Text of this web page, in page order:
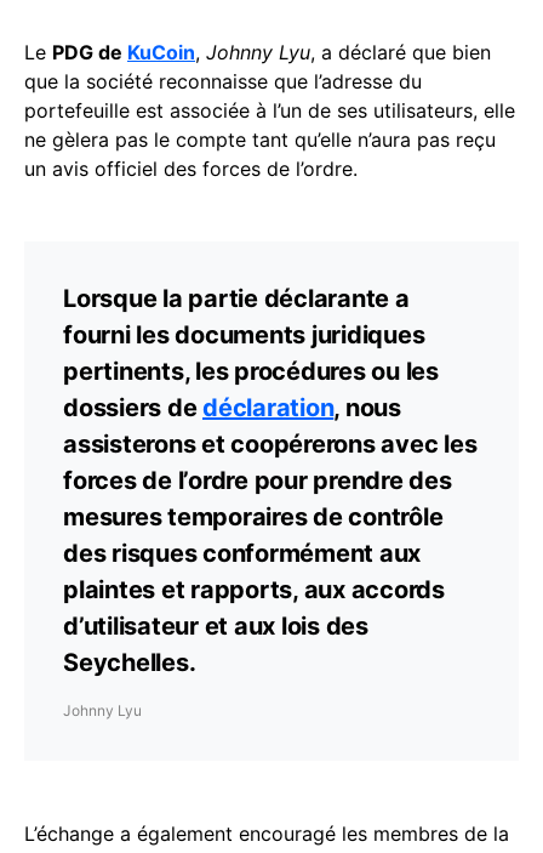
Le PDG de KuCoin, Johnny Lyu, a déclaré que bien
que la société reconnaisse que l’adresse du
portefeuille est associée à l’un de ses utilisateurs, elle
ne gèlera pas le compte tant qu’elle n’aura pas reçu
un avis officiel des forces de l’ordre.
Lorsque la partie déclarante a
fourni les documents juridiques
pertinents, les procédures ou les
dossiers dedéclaration, nous
assisterons et coopérerons avec les
forces de l’ordre pour prendre des
mesures temporaires de contrôle
des risques conformément aux
plaintes et rapports, aux accords
d’utilisateur et aux lois des
Seychelles.
Johnny Lyu
L’échange a également encouragé les membres de la